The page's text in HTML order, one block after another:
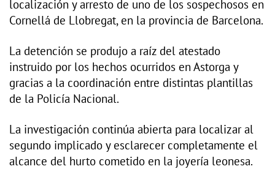
localización y arresto de uno de los sospechosos en
Cornellá de Llobregat, en la provincia de Barcelona.
La detención se produjo a raíz del atestado
instruido por los hechos ocurridos en Astorga y
gracias a la coordinación entre distintas plantillas
de la Policía Nacional.
La investigación continúa abierta para localizar al
segundo implicado y esclarecer completamente el
alcance del hurto cometido en la joyería leonesa.